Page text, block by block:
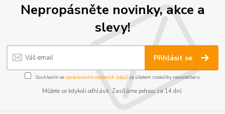
Nepropásněte novinky, akce a
slevy!
Přihlásit se
Souhlasím se zpracováním osobních údajůza účelem rozesílky newsletteru.
Můžete se kdykoli odhlásit. Zasíláme jednou za 14 dní.